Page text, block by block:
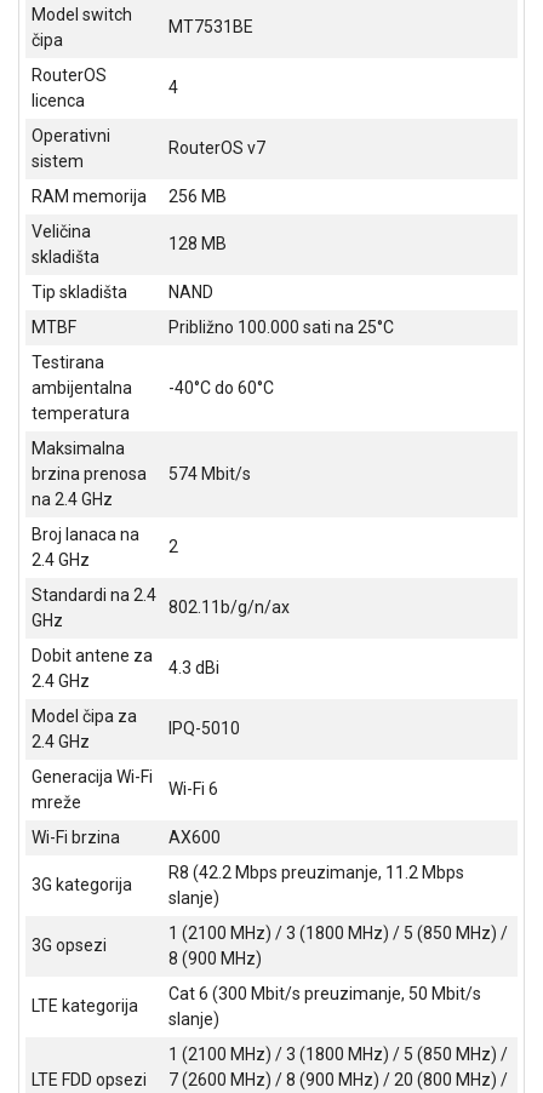
NADZOR I
SIGURNOSNA
OPREMA
KABLOVI I
ADAPTERI
KANCELARIJSKI
MATERIJAL
ZA
KUĆU
ŠKOLSKI
PRIBOR
BICIKLE
FITNES
BAŠTA
OUTLET
IGRAČKE
Model switch
čipa
MT7531BE
RouterOS
licenca
4
Operativni
sistem
RouterOS v7
RAM memorija
256 MB
Veličina
skladišta
128 MB
Tip skladišta
NAND
MTBF
Približno 100.000 sati na 25°C
Testirana
ambijentalna
temperatura
-40°C do 60°C
Maksimalna
brzina prenosa
na 2.4 GHz
574 Mbit/s
Broj lanaca na
2.4 GHz
2
Standardi na 2.4
GHz
802.11b/g/n/ax
Dobit antene za
2.4 GHz
4.3 dBi
Model čipa za
2.4 GHz
IPQ-5010
Generacija Wi-Fi
mreže
Wi-Fi 6
Wi-Fi brzina AX600
3G kategorija
R8 (42.2 Mbps preuzimanje, 11.2 Mbps
slanje)
3G opsezi
1 (2100 MHz) / 3 (1800 MHz) / 5 (850 MHz) /
8 (900 MHz)
LTE kategorija
Cat 6 (300 Mbit/s preuzimanje, 50 Mbit/s
slanje)
LTE FDD opsezi
1 (2100 MHz) / 3 (1800 MHz) / 5 (850 MHz) /
7 (2600 MHz) / 8 (900 MHz) / 20 (800 MHz) /